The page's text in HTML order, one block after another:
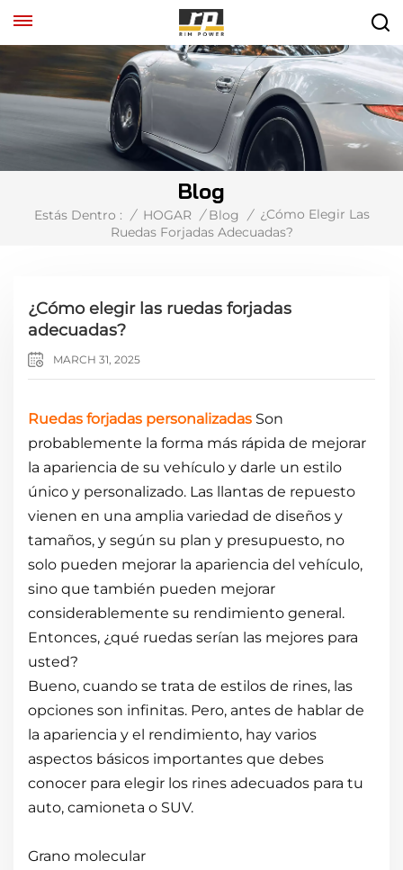
Blog
Estás Dentro : / HOGAR / Blog / ¿Cómo Elegir Las
Ruedas Forjadas Adecuadas?
¿Cómo elegir las ruedas forjadas
adecuadas?
MARCH 31, 2025
Ruedas forjadas personalizadas Son
probablemente la forma más rápida de mejorar
la apariencia de su vehículo y darle un estilo
único y personalizado. Las llantas de repuesto
vienen en una amplia variedad de diseños y
tamaños, y según su plan y presupuesto, no
solo pueden mejorar la apariencia del vehículo,
sino que también pueden mejorar
considerablemente su rendimiento general.
Entonces, ¿qué ruedas serían las mejores para
usted?
Bueno, cuando se trata de estilos de rines, las
opciones son infinitas. Pero, antes de hablar de
la apariencia y el rendimiento, hay varios
aspectos básicos importantes que debes
conocer para elegir los rines adecuados para tu
auto, camioneta o SUV.
Grano molecular